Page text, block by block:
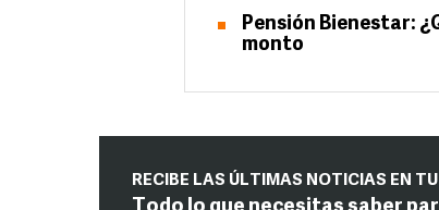
Pensión Bienestar:
monto
RECIBE LAS ÚLTIMAS NOTICIAS EN